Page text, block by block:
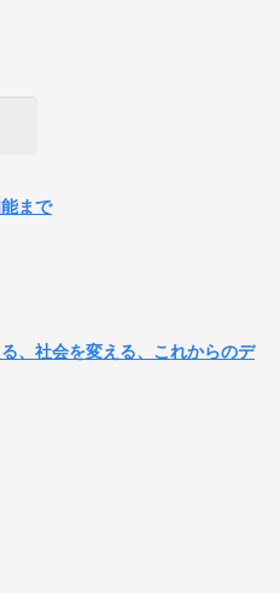
まで
、社会を変える、これからのデ